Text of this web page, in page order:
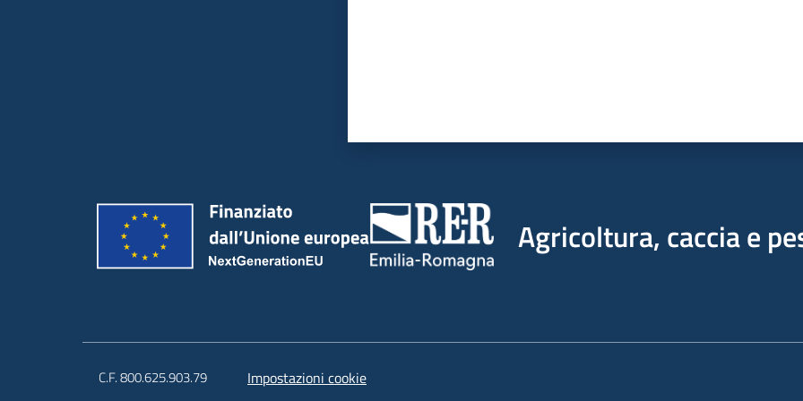
Agricoltura, caccia e
C.F. 800.625.903.79 Impostazioni cookie